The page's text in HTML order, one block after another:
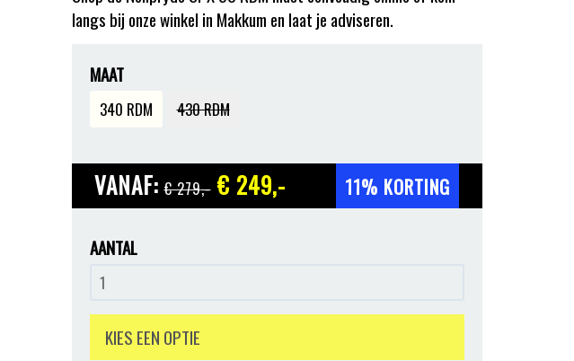
langs bij onze winkel in Makkum en laat je adviseren.
MAAT
340 RDM 430 RDM
VANAF:€ 279,-€ 249,- 11% KORTING
AANTAL
KIES EEN OPTIE